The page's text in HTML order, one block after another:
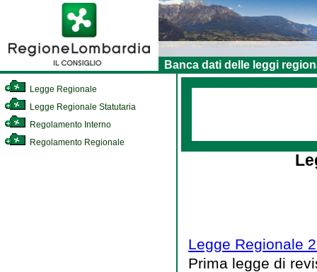
Banca dati delle leggi
Legge Regionale
Legge Regionale Statutaria
Regolamento Interno
Regolamento Regionale
Legge Regionale
Prima legge di